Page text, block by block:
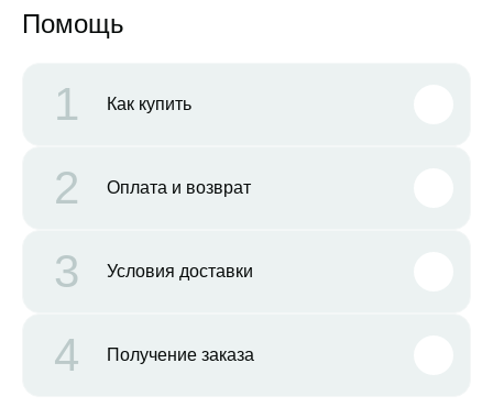
Помощь
1 Как купить
2 Оплата и возврат
3 Условия доставки
4 Получение заказа